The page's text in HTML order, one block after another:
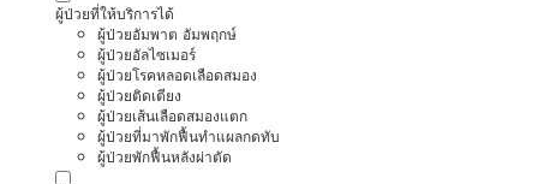
ผู้ป่วยที่ให้บริการได้
ผู้ป่วยอัมพาต อัมพฤกษ์
ผู้ป่วยอัลไซเมอร์
ผู้ป่วยโรคหลอดเลือดสมอง
ผู้ป่วยติดเตียง
ผู้ป่วยเส้นเลือดสมองแตก
ผู้ป่วยที่มาพักฟื้นทำแผลกดทับ
ผู้ป่วยพักฟื้นหลังผ่าตัด